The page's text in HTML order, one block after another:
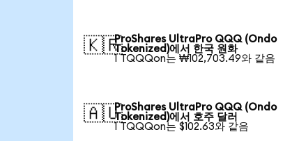
🇰🇷ProShares UltraPro QQQ (Ondo
Tokenized)에서 한국 원화
1 TQQQon는 ₩102,703.49와 같음
🇦🇺ProShares UltraPro QQQ (Ondo
Tokenized)에서 호주 달러
1 TQQQon는 $102.63와 같음